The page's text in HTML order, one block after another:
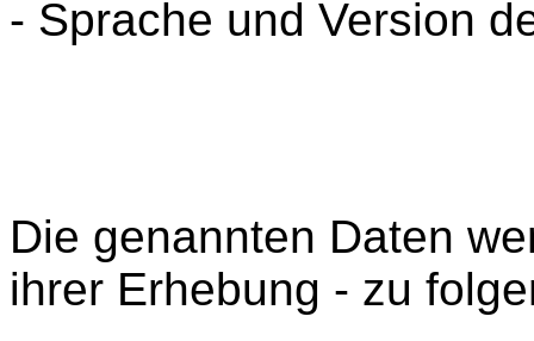
- Sprache und Version
Die genannten Daten
ihrer Erhebung - zu